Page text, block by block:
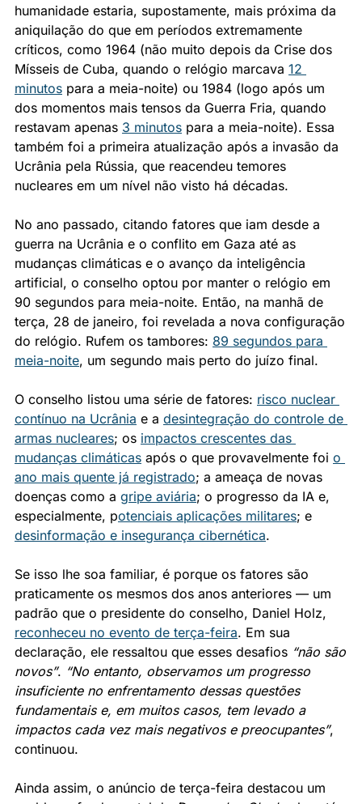
humanidade estaria, supostamente, mais próxima da
aniquilação do que em períodos extremamente
críticos, como 1964 (não muito depois da Crise dos
Mísseis de Cuba, quando o relógio marcava 12
minutos para a meia-noite) ou 1984 (logo após um
dos momentos mais tensos da Guerra Fria, quando
restavam apenas 3 minutos para a meia-noite). Essa
também foi a primeira atualização após a invasão da
Ucrânia pela Rússia, que reacendeu temores
nucleares em um nível não visto há décadas.
No ano passado, citando fatores que iam desde a
guerra na Ucrânia e o conflito em Gaza até as
mudanças climáticas e o avanço da inteligência
artificial, o conselho optou por manter o relógio em
90 segundos para meia-noite. Então, na manhã de
terça, 28 de janeiro, foi revelada a nova configuração
do relógio. Rufem os tambores: 89 segundos para
meia-noite, um segundo mais perto do juízo final.
O conselho listou uma série de fatores: risco nuclear
contínuo na Ucrânia e a desintegração do controle de
armas nucleares; os impactos crescentes das
mudanças climáticas após o que provavelmente foi o
ano mais quente já registrado; a ameaça de novas
doenças como a gripe aviária; o progresso da IA ​​e,
especialmente, potenciais aplicações militares
desinformação e insegurança cibernética.
Se isso lhe soa familiar, é porque os fatores são
praticamente os mesmos dos anos anteriores — um
reconheceu no evento de terça-feira. Em sua
declaração, ele ressaltou que esses desafios “não são
novos”. “No entanto, observamos um progresso
insuficiente no enfrentamento dessas questões
fundamentais e, em muitos casos, tem levado a
impactos cada vez mais negativos e preocupantes”,
continuou.
Ainda assim, o anúncio de terça-feira destacou um